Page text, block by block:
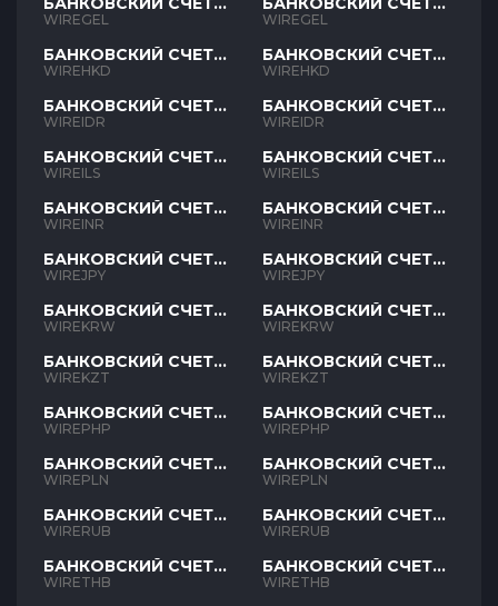
GEL
WIREGEL
БАНКОВСКИЙ СЧЕТ
HKD
WIREHKD
БАНКОВСКИЙ СЧЕТ
IDR
WIREIDR
БАНКОВСКИЙ СЧЕТ
ILS
WIREILS
БАНКОВСКИЙ СЧЕТ
INR
WIREINR
БАНКОВСКИЙ СЧЕТ
JPY
WIREJPY
БАНКОВСКИЙ СЧЕТ
KRW
WIREKRW
БАНКОВСКИЙ СЧЕТ
KZT
WIREKZT
БАНКОВСКИЙ СЧЕТ
PHP
WIREPHP
БАНКОВСКИЙ СЧЕТ
PLN
WIREPLN
БАНКОВСКИЙ СЧЕТ
RUB
WIRERUB
БАНКОВСКИЙ СЧЕТ
THB
WIRETHB
GEL
WIREGEL
БАНКОВСКИЙ СЧЕТ
HKD
WIREHKD
БАНКОВСКИЙ СЧЕТ
IDR
WIREIDR
БАНКОВСКИЙ СЧЕТ
ILS
WIREILS
БАНКОВСКИЙ СЧЕТ
INR
WIREINR
БАНКОВСКИЙ СЧЕТ
JPY
WIREJPY
БАНКОВСКИЙ СЧЕТ
KRW
WIREKRW
БАНКОВСКИЙ СЧЕТ
KZT
WIREKZT
БАНКОВСКИЙ СЧЕТ
PHP
WIREPHP
БАНКОВСКИЙ СЧЕТ
PLN
WIREPLN
БАНКОВСКИЙ СЧЕТ
RUB
WIRERUB
БАНКОВСКИЙ СЧЕТ
THB
WIRETHB